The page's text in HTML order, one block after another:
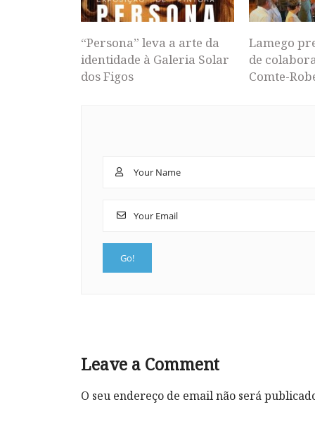
“Persona” leva a arte da
identidade à Galeria Solar
dos Figos
Lamego
de
Comte-
Leave a Comment
O seu endereço de email não será